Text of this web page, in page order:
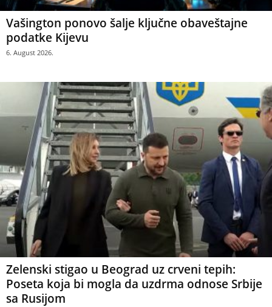
Vašington ponovo šalje ključne obaveštajne
podatke Kijevu
6. August 2026.
Zelenski stigao u Beograd uz crveni tepih:
Poseta koja bi mogla da uzdrma odnose Srbije
sa Rusijom